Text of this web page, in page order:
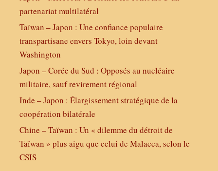
partenariat multilatéral
Taïwan – Japon : Une confiance populaire
transpartisane envers Tokyo, loin devant
Washington
Japon – Corée du Sud : Opposés au nucléaire
militaire, sauf revirement régional
Inde – Japon : Élargissement stratégique de la
coopération bilatérale
Chine – Taïwan : Un « dilemme du détroit de
Taïwan » plus aigu que celui de Malacca, selon le
CSIS